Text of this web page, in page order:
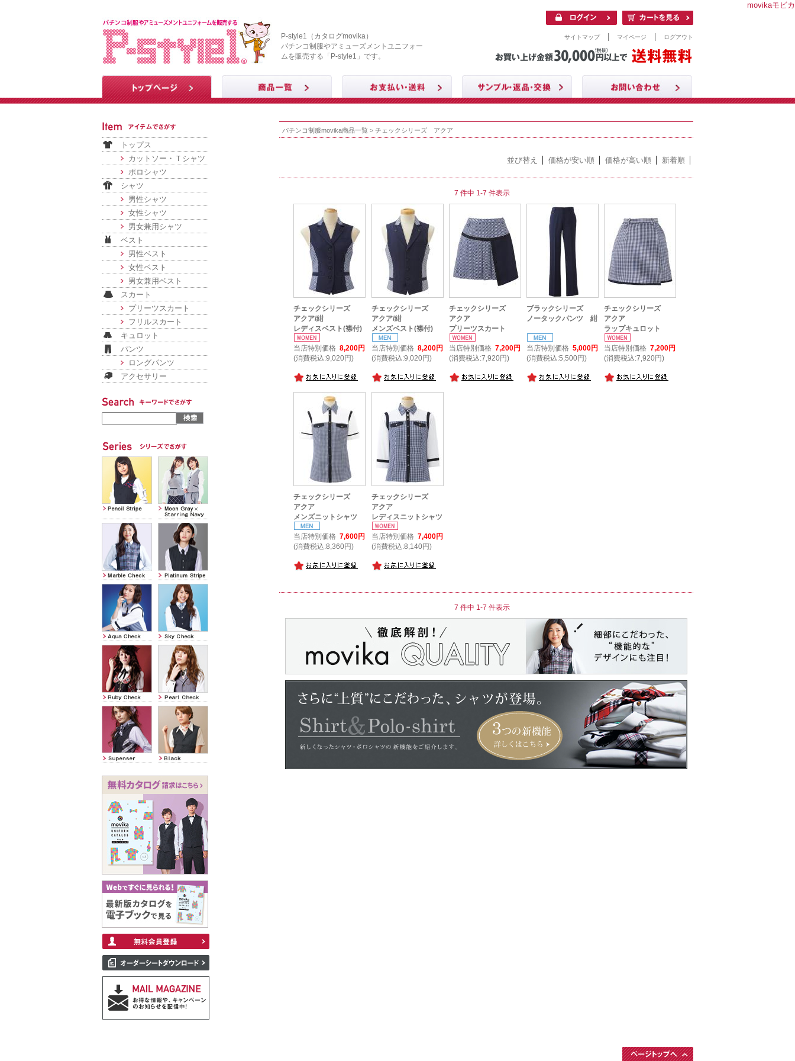
movikaモビカ
P-style1（カタログmovika）
パチンコ制服やアミューズメントユニフォー
ムを販売する「P-style1」です。
サイトマップ| マイページ ログアウト
トップス
カットソー・Ｔシャツ
ポロシャツ
シャツ
男性シャツ
女性シャツ
男女兼用シャツ
ベスト
男性ベスト
女性ベスト
男女兼用ベスト
スカート
プリーツスカート
フリルスカート
キュロット
パンツ
ロングパンツ
アクセサリー
パチンコ制服movika商品一覧 > チェックシリーズ アクア
並び替え 価格が安い順 価格が高い順 新着順
7 件中 1-7 件表示
チェックシリーズ
アクア/紺
レディスベスト(襟付)
当店特別価格 8,200円
(消費税込:9,020円)
チェックシリーズ
アクア/紺
メンズベスト(襟付)
当店特別価格 8,200円
(消費税込:9,020円)
チェックシリーズ
アクア
プリーツスカート
当店特別価格 7,200円
(消費税込:7,920円)
ブラックシリーズ
ノータックパンツ 紺
当店特別価格 5,000円
(消費税込:5,500円)
チェックシリーズ
アクア
ラップキュロット
当店特別価格 7,200円
(消費税込:7,920円)
チェックシリーズ
アクア
メンズニットシャツ
当店特別価格 7,600円
(消費税込:8,360円)
チェックシリーズ
アクア
レディスニットシャツ
当店特別価格 7,400円
(消費税込:8,140円)
7 件中 1-7 件表示